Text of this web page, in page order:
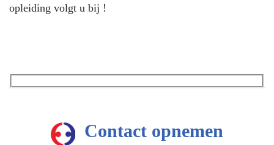
opleiding volgt u bij !
Contact opnemen